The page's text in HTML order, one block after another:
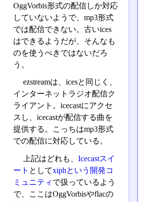
OggVorbis形式の配信しか対応
していないようで、mp3形式
では配信できない。古いices
はできるようだが、そんなも
のを使うべきではないだろ
う。
ezstreamは、icesと同じく、
インターネットラジオ配信ク
ライアント。icecastにアクセ
スし、icecastが配信する曲を
提供する。こっちはmp3形式
での配信に対応している。
上記はどれも、 Icecastスイ
ート としてxiphという開発コ
ミュニティ で扱っているよう
で、ここはOggVorbisやflacの